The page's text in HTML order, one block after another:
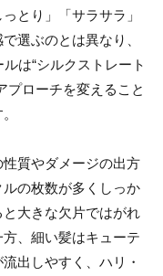
とり」「サラサラ」
選ぶのとは異なり、
は“シルクストレート
プローチを変えること
性質やダメージの出方
の枚数が多くしっか
大きな欠片ではがれ
、細い髪はキューテ
出しやすく、ハリ・